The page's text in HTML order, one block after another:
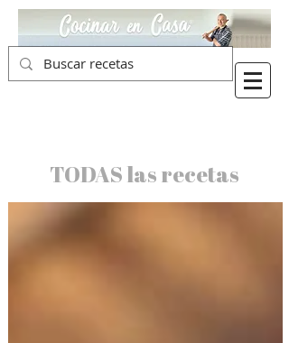
TODAS las recetas